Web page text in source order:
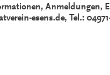
Anmeldungen,
esens.de, Tel.: